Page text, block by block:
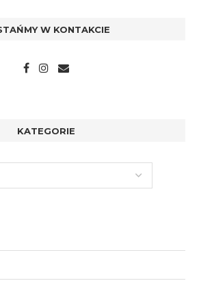
W KONTAKCIE
KATEGORIE